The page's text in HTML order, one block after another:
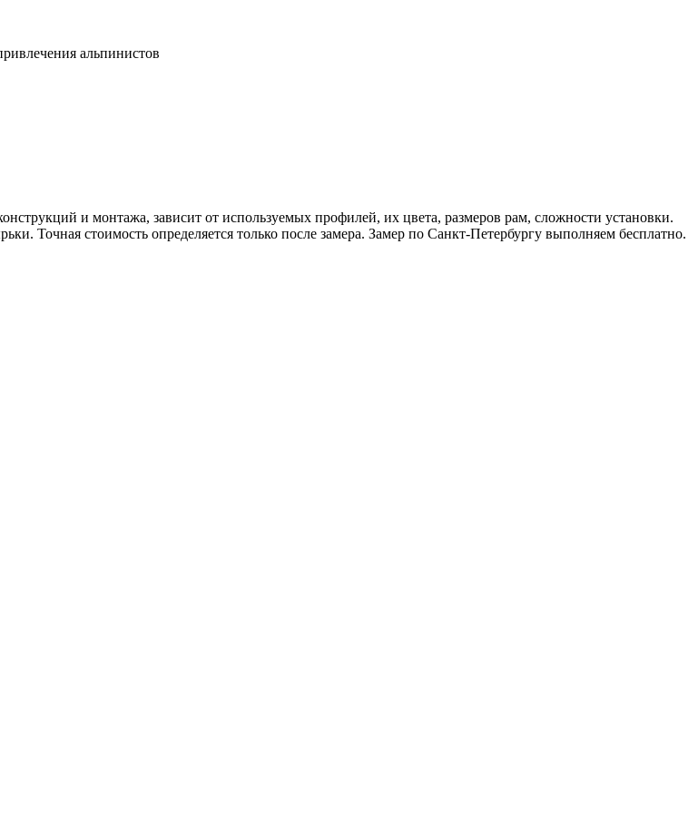
альпинистов
и монтажа, зависит от используемых профилей, их цвета, размеров рам, сложности установки.
Точная стоимость определяется только после замера. Замер по Санкт-Петербургу выполняем бесплатно.